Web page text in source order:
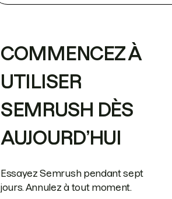
COMMENCEZ À
UTILISER
SEMRUSH DÈS
AUJOURD’HUI
Essayez Semrush pendant sept
jours. Annulez à tout moment.